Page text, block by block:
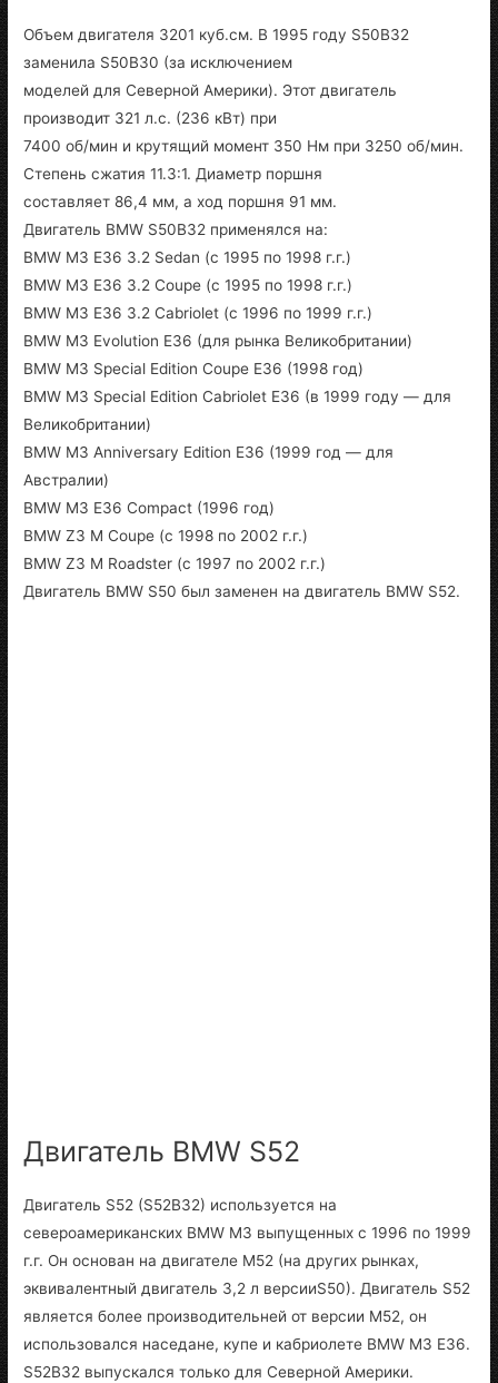
Объем двигателя 3201 куб.см. В 1995 году S50B32
заменила S50B30 (за исключением
моделей для Северной Америки). Этот двигатель
производит 321 л.с. (236 кВт) при
7400 об/мин и крутящий момент 350 Нм при 3250 об/мин.
Степень сжатия 11.3:1. Диаметр поршня
составляет 86,4 мм, а ход поршня 91 мм.
Двигатель BMW S50B32 применялся на:
BMW M3 E36 3.2 Sedan (с 1995 по 1998 г.г.)
BMW M3 E36 3.2 Coupe (с 1995 по 1998 г.г.)
BMW M3 E36 3.2 Cabriolet (с 1996 по 1999 г.г.)
BMW M3 Evolution E36 (для рынка Великобритании)
BMW M3 Special Edition Coupe E36 (1998 год)
BMW M3 Special Edition Cabriolet E36 (в 1999 году — для
Великобритании)
BMW M3 Anniversary Edition E36 (1999 год — для
Австралии)
BMW M3 E36 Compact (1996 год)
BMW Z3 M Coupe (с 1998 по 2002 г.г.)
BMW Z3 M Roadster (с 1997 по 2002 г.г.)
Двигатель BMW S50 был заменен на двигатель BMW S52.
Двигатель BMW S52
Двигатель S52 (S52B32) используется на
североамериканских BMW M3 выпущенных с 1996 по 1999
г.г. Он основан на двигателе M52 (на других рынках,
эквивалентный двигатель 3,2 л версииS50). Двигатель S52
является более производительней от версии M52, он
использовался наседане, купе и кабриолете BMW M3 E36.
S52B32 выпускался только для Северной Америки.